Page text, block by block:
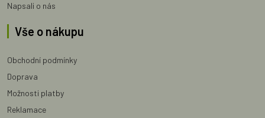
Napsali o nás
Vše o nákupu
Obchodní podmínky
Doprava
Možnosti platby
Reklamace